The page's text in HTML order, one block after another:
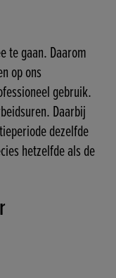
te gaan. Daarom
op ons
gebruik.
Daarbij
dezelfde
hetzelfde als de